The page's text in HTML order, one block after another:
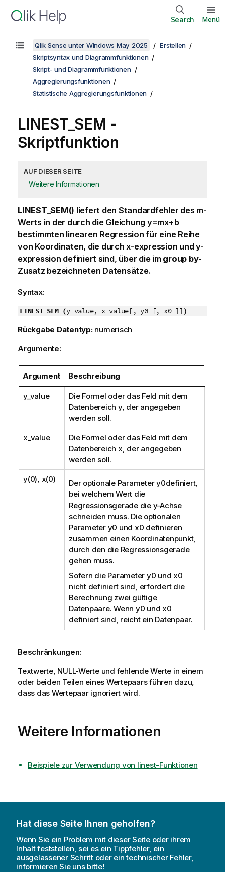
Search Menü
Qlik Sense unter Windows May 2025
Erstellen
Skriptsyntax und Diagrammfunktionen
Skript- und Diagrammfunktionen
Aggregierungsfunktionen
Statistische Aggregierungsfunktionen
LINEST_SEM -
Skriptfunktion
AUF DIESER SEITE
Weitere Informationen
LINEST_SEM() liefert den Standardfehler des m-
Werts in der durch die Gleichung y=mx+b
bestimmten linearen Regression für eine Reihe
von Koordinaten, die durchx-expression undy-
expression definiert sind, über die im group by-
Zusatz bezeichneten Datensätze.
Syntax:
LINEST_SEM (y_value, x_value[, y0 [, x0 ]] )
Rückgabe Datentyp: numerisch
Argumente:
Argument Beschreibung
y_value
Die Formel oder das Feld mit dem
Datenbereich y, der angegeben
werden soll.
x_value
Die Formel oder das Feld mit dem
Datenbereich x, der angegeben
werden soll.
y(0), x(0) Der optionale Parametery0definiert,
bei welchem Wert die
Regressionsgerade die y-Achse
schneiden muss. Die optionalen
Parameter y0 und x0 definieren
zusammen einen Koordinatenpunkt,
durch den die Regressionsgerade
gehen muss.
Sofern die Parameter y0 und x0
nicht definiert sind, erfordert die
Berechnung zwei gültige
Datenpaare. Wenn y0 und x0
definiert sind, reicht ein Datenpaar.
Beschränkungen:
Textwerte, NULL-Werte und fehlende Werte in einem
oder beiden Teilen eines Wertepaars führen dazu,
dass das Wertepaar ignoriert wird.
Weitere Informationen
Beispiele zur Verwendung von linest-Funktionen
Hat diese Seite Ihnen geholfen?
Wenn Sie ein Problem mit dieser Seite oder ihrem
Inhalt feststellen, sei es ein Tippfehler, ein
ausgelassener Schritt oder ein technischer Fehler,
informieren Sie uns bitte!